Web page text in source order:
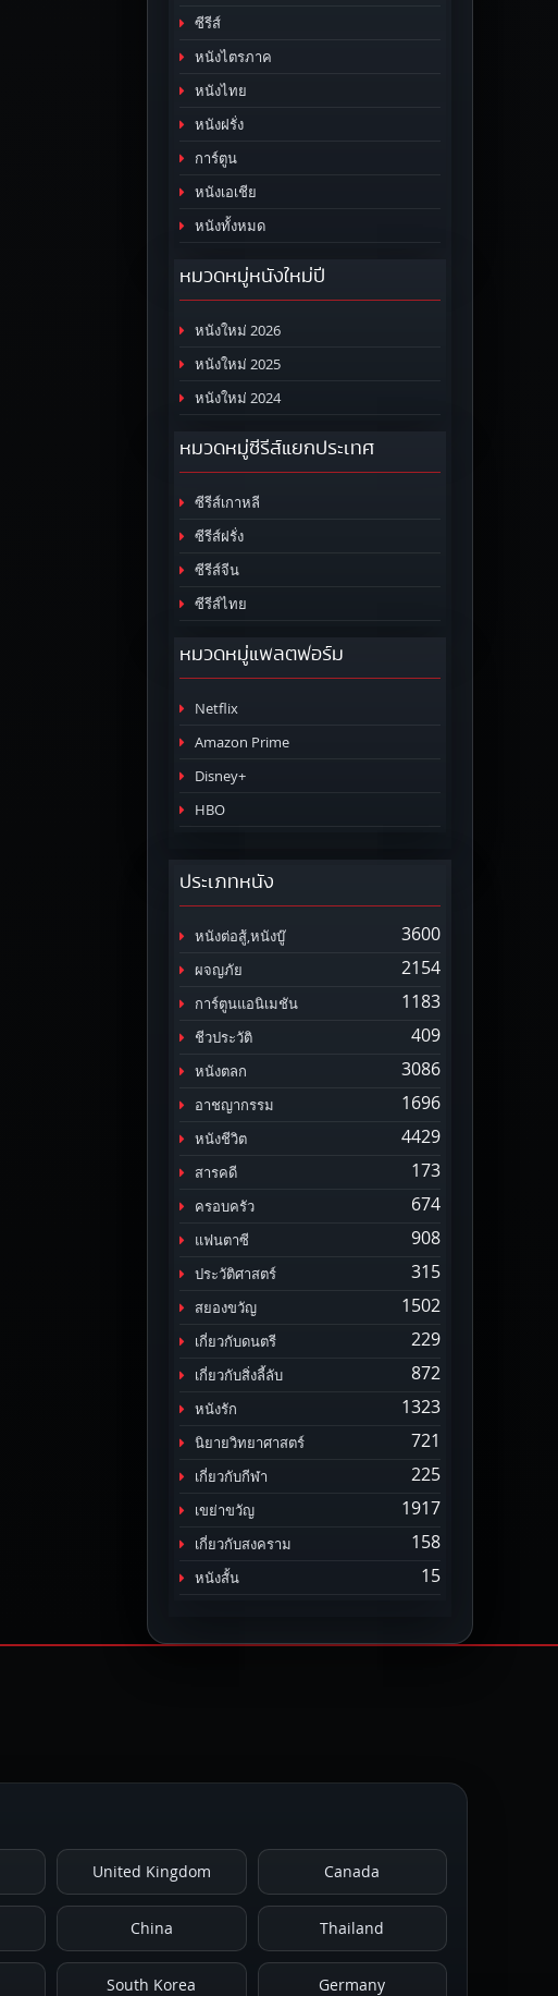
ซีรีส์
หนังไตรภาค
หนังไทย
หนังฝรั่ง
การ์ตูน
หนังเอเชีย
หนังทั้งหมด
หมวดหมู่หนังใหม่ปี
หนังใหม่ 2026
หนังใหม่ 2025
หนังใหม่ 2024
หมวดหมู่ซีรีส์แยกประเทศ
ซีรีส์เกาหลี
ซีรีส์ฝรั่ง
ซีรีส์จีน
ซีรีส์ไทย
หมวดหมู่แพลตฟอร์ม
Netflix
Amazon Prime
Disney+
HBO
ประเภทหนัง
หนังต่อสู้,หนังบู๊ 3600
ผจญภัย 2154
การ์ตูนแอนิเมชัน 1183
ชีวประวัติ 409
หนังตลก 3086
อาชญากรรม 1696
หนังชีวิต 4429
สารคดี 173
ครอบครัว 674
แฟนตาซี 908
ประวัติศาสตร์ 315
สยองขวัญ 1502
เกี่ยวกับดนตรี 229
เกี่ยวกับสิ่งลี้ลับ 872
หนังรัก 1323
นิยายวิทยาศาสตร์ 721
เกี่ยวกับกีฬา 225
เขย่าขวัญ 1917
เกี่ยวกับสงคราม 158
หนังสั้น 15
United Kingdom Canada
China Thailand
South Korea Germany